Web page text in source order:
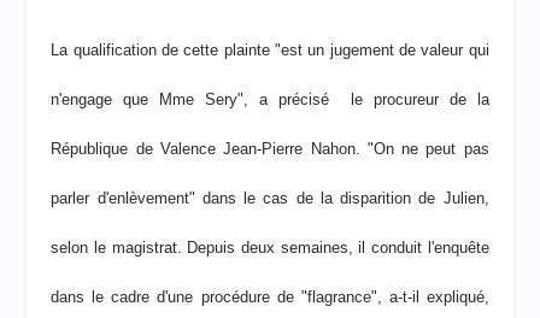
La qualification de cette plainte "est un jugement de valeur qui
n'engage que Mme Sery", a précisé le procureur de la
République de Valence Jean-Pierre Nahon. "On ne peut pas
parler d'enlèvement" dans le cas de la disparition de Julien,
selon le magistrat. Depuis deux semaines, il conduit l'enquête
dans le cadre d'une procédure de "flagrance", a-t-il expliqué,